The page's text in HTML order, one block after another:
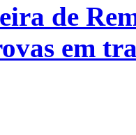
de
em